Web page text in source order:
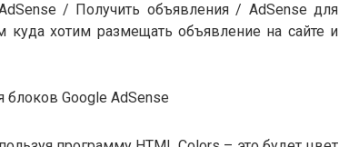
/ Получить объявления / AdSense для
хотим размещать объявление на сайте и